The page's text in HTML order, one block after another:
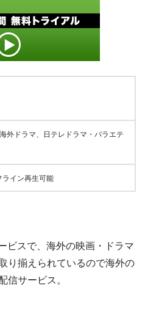
外ドラマ、日テレドラマ・バラエテ
ライン再生可能
ビスで、海外の映画・ドラマ
り揃えられているので海外の
信サービス。